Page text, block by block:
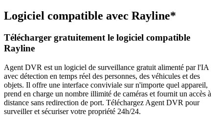
Logiciel compatible avec Rayline*
Télécharger gratuitement le logiciel compatible
Rayline
Agent DVR est un logiciel de surveillance gratuit alimenté par l'IA
avec détection en temps réel des personnes, des véhicules et des
objets. Il offre une interface conviviale sur n'importe quel appareil,
prend en charge un nombre illimité de caméras et fournit un accès à
distance sans redirection de port. Téléchargez Agent DVR pour
surveiller et sécuriser votre propriété 24h/24.